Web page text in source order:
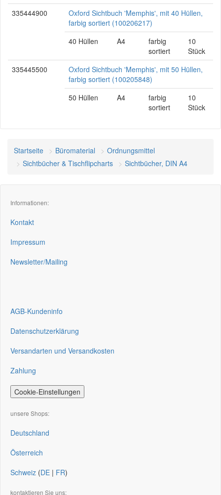
335444900
Oxford Sichtbuch 'Memphis', mit 40 Hüllen,
farbig sortiert (100206217)
40 Hüllen
A4
farbig
sortiert
10
Stück
335445500
Oxford Sichtbuch 'Memphis', mit 50 Hüllen,
farbig sortiert (100205848)
50 Hüllen
A4
farbig
sortiert
10
Stück
Startseite Büromaterial
Ordnungsmittel
Sichtbücher & Tischflipcharts
Sichtbücher, DIN A4
Informationen:
Kontakt
Impressum
Newsletter/Mailing
AGB-Kundeninfo
Datenschutzerklärung
Versandarten und Versandkosten
Zahlung
Cookie-Einstellungen
unsere Shops:
Deutschland
Österreich
Schweiz (DE | FR)
kontaktieren Sie uns: